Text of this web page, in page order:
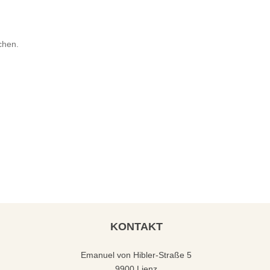
KONTAKT
Emanuel von Hibler-Straße 5